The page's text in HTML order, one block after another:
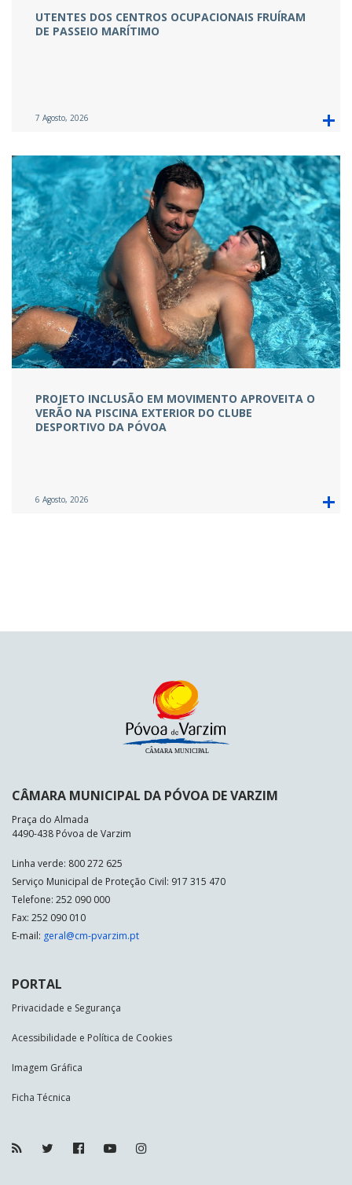
UTENTES DOS CENTROS OCUPACIONAIS FRUÍRAM
DE PASSEIO MARÍTIMO
7 Agosto, 2026
PROJETO INCLUSÃO EM MOVIMENTO APROVEITA O
VERÃO NA PISCINA EXTERIOR DO CLUBE
DESPORTIVO DA PÓVOA
6 Agosto, 2026
CÂMARA MUNICIPAL DA PÓVOA DE VARZIM
Praça do Almada
4490-438 Póvoa de Varzim
Linha verde: 800 272 625
Serviço Municipal de Proteção Civil: 917 315 470
Telefone: 252 090 000
Fax: 252 090 010
E-mail: geral@cm-pvarzim.pt
PORTAL
Privacidade e Segurança
Acessibilidade e Política de Cookies
Imagem Gráfica
Ficha Técnica